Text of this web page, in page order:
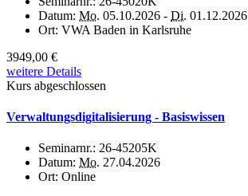
Datum: Mo. 05.10.2026 - Di. 01.12.2026
Ort: VWA Baden in Karlsruhe
3949,00 €
weitere Details
Kurs abgeschlossen
Verwaltungsdigitalisierung - Basiswissen
Seminarnr.: 26-45205K
Datum: Mo. 27.04.2026
Ort: Online